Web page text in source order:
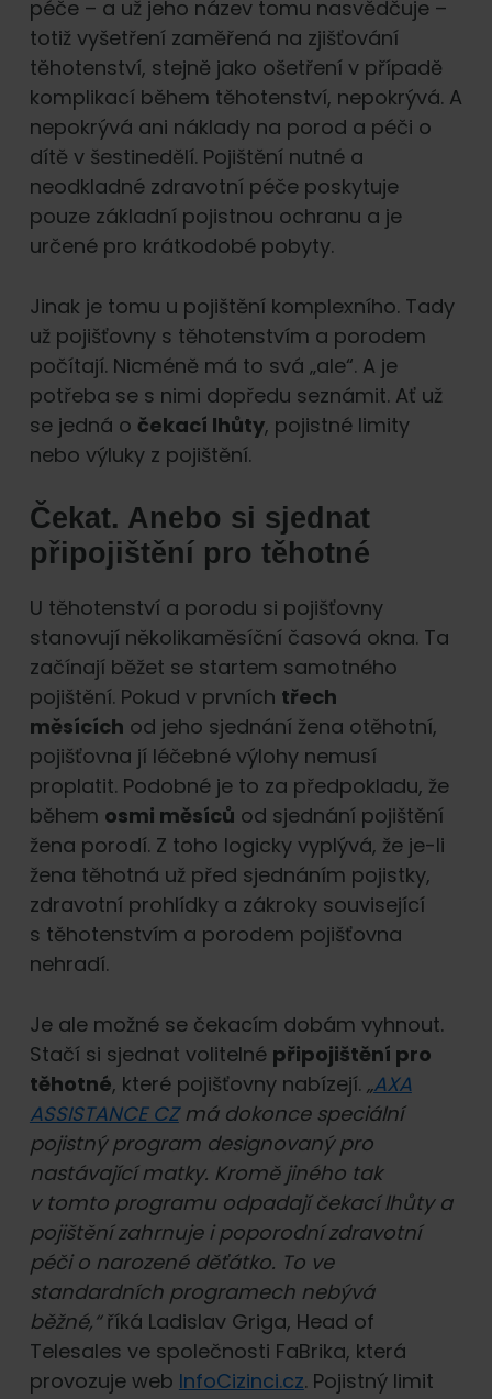
péče – a už jeho název tomu nasvědčuje –
totiž vyšetření zaměřená na zjišťování
těhotenství, stejně jako ošetření v případě
komplikací během těhotenství, nepokrývá. A
nepokrývá ani náklady na porod a péči o
dítě v šestinedělí. Pojištění nutné a
neodkladné zdravotní péče poskytuje
pouze základní pojistnou ochranu a je
určené pro krátkodobé pobyty.
Jinak je tomu u pojištění komplexního. Tady
už pojišťovny s těhotenstvím a porodem
počítají. Nicméně má to svá „ale“. A je
potřeba se s nimi dopředu seznámit. Ať už
se jedná o čekací lhůty, pojistné limity
nebo výluky z pojištění.
Čekat. Anebo si sjednat
připojištění pro těhotné
U těhotenství a porodu si pojišťovny
stanovují několikaměsíční časová okna. Ta
začínají běžet se startem samotného
pojištění. Pokud v prvních třech
měsících od jeho sjednání žena otěhotní,
pojišťovna jí léčebné výlohy nemusí
proplatit. Podobné je to za předpokladu, že
během osmi měsíců od sjednání pojištění
žena porodí. Z toho logicky vyplývá, že je-li
žena těhotná už před sjednáním pojistky,
zdravotní prohlídky a zákroky související
s těhotenstvím a porodem pojišťovna
nehradí.
Je ale možné se čekacím dobám vyhnout.
Stačí si sjednat volitelné připojištění pro
těhotné, které pojišťovny nabízejí. „AXA
ASSISTANCE CZmá dokonce speciální
pojistný program designovaný pro
nastávající matky. Kromě jiného tak
v tomto programu odpadají čekací lhůty a
pojištění zahrnuje i poporodní zdravotní
péči o narozené děťátko. To ve
standardních programech nebývá
běžné,“říká Ladislav Griga, Head of
Telesales ve společnosti FaBrika, která
provozuje web InfoCizinci.cz. Pojistný limit